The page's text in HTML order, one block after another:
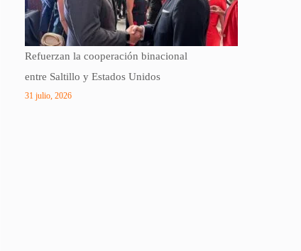
Refuerzan la cooperación binacional
entre Saltillo y Estados Unidos
31 julio, 2026